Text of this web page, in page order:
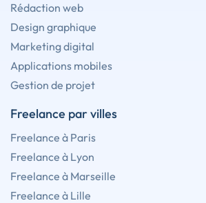
Rédaction web
Design graphique
Marketing digital
Applications mobiles
Gestion de projet
Freelance par villes
Freelance à Paris
Freelance à Lyon
Freelance à Marseille
Freelance à Lille